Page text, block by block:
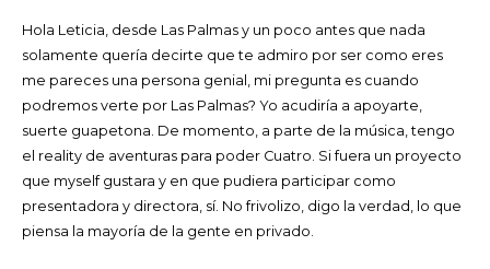
Hola Leticia, desde Las Palmas y un poco antes que nada
solamente quería decirte que te admiro por ser como eres
me pareces una persona genial, mi pregunta es cuando
podremos verte por Las Palmas? Yo acudiría a apoyarte,
suerte guapetona. De momento, a parte de la música, tengo
el reality de aventuras para poder Cuatro. Si fuera un proyecto
que myself gustara y en que pudiera participar como
presentadora y directora, sí. No frivolizo, digo la verdad, lo que
piensa la mayoría de la gente en privado.